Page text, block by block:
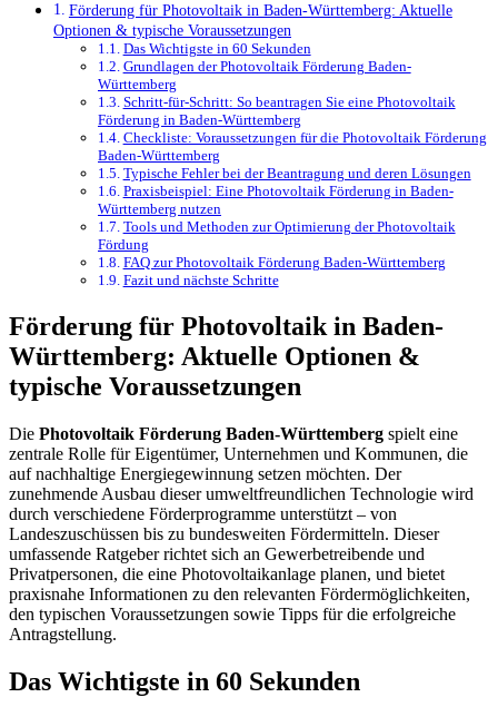
Förderung für Photovoltaik in Baden-Württemberg: Aktuelle
Optionen & typische Voraussetzungen
Das Wichtigste in 60 Sekunden
Grundlagen der Photovoltaik Förderung Baden-
Württemberg
Schritt-für-Schritt: So beantragen Sie eine Photovoltaik
Förderung in Baden-Württemberg
Checkliste: Voraussetzungen für die Photovoltaik Förderung
Baden-Württemberg
Typische Fehler bei der Beantragung und deren Lösungen
Praxisbeispiel: Eine Photovoltaik Förderung in Baden-
Württemberg nutzen
Tools und Methoden zur Optimierung der Photovoltaik
Fördung
FAQ zur Photovoltaik Förderung Baden-Württemberg
Fazit und nächste Schritte
Förderung für Photovoltaik in Baden-
Württemberg: Aktuelle Optionen &
typische Voraussetzungen
Die Photovoltaik Förderung Baden-Württemberg spielt eine
zentrale Rolle für Eigentümer, Unternehmen und Kommunen, die
auf nachhaltige Energiegewinnung setzen möchten. Der
zunehmende Ausbau dieser umweltfreundlichen Technologie wird
durch verschiedene Förderprogramme unterstützt – von
Landeszuschüssen bis zu bundesweiten Fördermitteln. Dieser
umfassende Ratgeber richtet sich an Gewerbetreibende und
Privatpersonen, die eine Photovoltaikanlage planen, und bietet
praxisnahe Informationen zu den relevanten Fördermöglichkeiten,
den typischen Voraussetzungen sowie Tipps für die erfolgreiche
Antragstellung.
Das Wichtigste in 60 Sekunden